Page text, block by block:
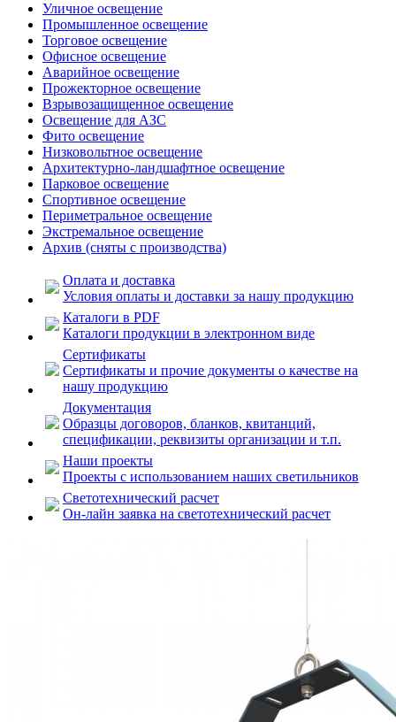
Уличное освещение
Промышленное освещение
Торговое освещение
Офисное освещение
Аварийное освещение
Прожекторное освещение
Взрывозащищенное освещение
Освещение для АЗС
Фито освещение
Низковольтное освещение
Архитектурно-ландшафтное освещение
Парковое освещение
Спортивное освещение
Периметральное освещение
Экстремальное освещение
Архив (сняты с производства)
Оплата и доставка
Условия оплаты и доставки за нашу продукцию
Каталоги в PDF
Каталоги продукции в электронном виде
Сертификаты
Сертификаты и прочие документы о качестве на
нашу продукцию
Документация
Образцы договоров, бланков, квитанций,
спецификации, реквизиты организации и т.п.
Наши проекты
Проекты с использованием наших светильников
Светотехнический расчет
Он-лайн заявка на светотехнический расчет